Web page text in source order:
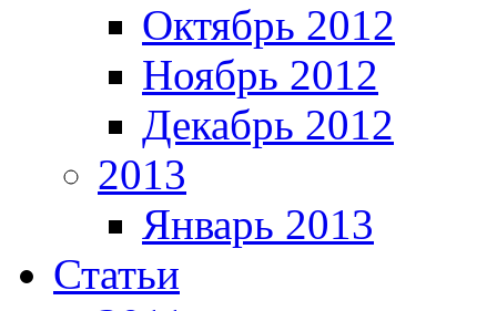
Октябрь 2012
Ноябрь 2012
Декабрь 2012
2013
Январь 2013
Статьи